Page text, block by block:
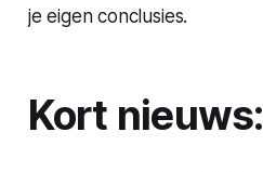
je eigen conclusies.
Kort nieuws: